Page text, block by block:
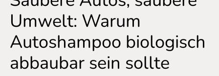
Umwelt: Warum
Autoshampoo biologisch
abbaubar sein sollte